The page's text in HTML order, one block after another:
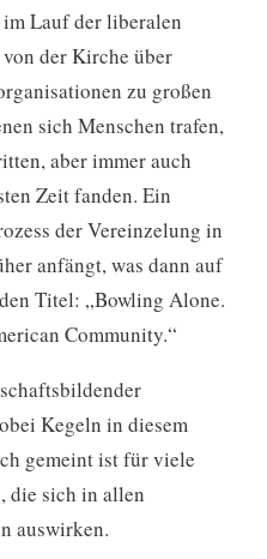
Lauf der liberalen
der Kirche über
zu großen
sich Menschen trafen,
aber immer auch
Zeit fanden. Ein
der Vereinzelung in
anfängt, was dann auf
Titel: „Bowling Alone.
Community.“
Kegeln in diesem
gemeint ist für viele
die sich in allen
auswirken.